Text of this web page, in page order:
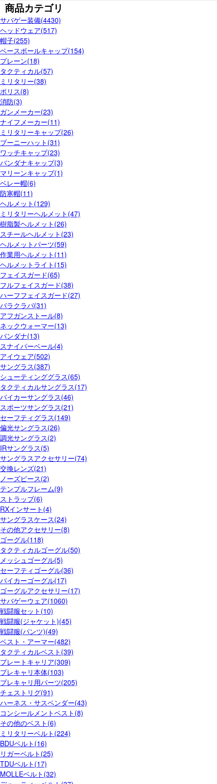
商品カテゴリ
サバゲー装備(4430)
ヘッドウェア(517)
帽子(255)
ベースボールキャップ(154)
プレーン(18)
タクティカル(57)
ミリタリー(38)
ポリス(8)
消防(3)
ガンメーカー(23)
ナイフメーカー(11)
ミリタリーキャップ(26)
ブーニーハット(31)
ワッチキャップ(23)
バンダナキャップ(3)
マリーンキャップ(1)
ベレー帽(6)
防寒帽(11)
ヘルメット(129)
ミリタリーヘルメット(47)
樹脂製ヘルメット(26)
スチールヘルメット(23)
ヘルメットパーツ(59)
作業用ヘルメット(11)
ヘルメットライト(15)
フェイスガード(65)
フルフェイスガード(38)
ハーフフェイスガード(27)
バラクラバ(31)
アフガンストール(8)
ネックウォーマー(13)
バンダナ(13)
スナイパーベール(4)
アイウェア(502)
サングラス(387)
シューティンググラス(65)
タクティカルサングラス(17)
バイカーサングラス(46)
スポーツサングラス(21)
セーフティグラス(149)
偏光サングラス(26)
調光サングラス(2)
IRサングラス(5)
サングラスアクセサリー(74)
交換レンズ(21)
ノーズピース(2)
テンプルフレーム(9)
ストラップ(6)
RXインサート(4)
サングラスケース(24)
その他アクセサリー(8)
ゴーグル(118)
タクティカルゴーグル(50)
メッシュゴーグル(5)
セーフティゴーグル(36)
バイカーゴーグル(17)
ゴーグルアクセサリー(17)
サバゲーウェア(1060)
戦闘服セット(10)
戦闘服(ジャケット)(45)
戦闘服(パンツ)(49)
ベスト・アーマー(482)
タクティカルベスト(39)
プレートキャリア(309)
プレキャリ本体(103)
プレキャリ用パーツ(205)
チェストリグ(91)
ハーネス・サスペンダー(43)
コンシールメントベスト(8)
その他のベスト(6)
ミリタリーベルト(224)
BDUベルト(16)
リガーベルト(25)
TDUベルト(17)
MOLLEベルト(32)